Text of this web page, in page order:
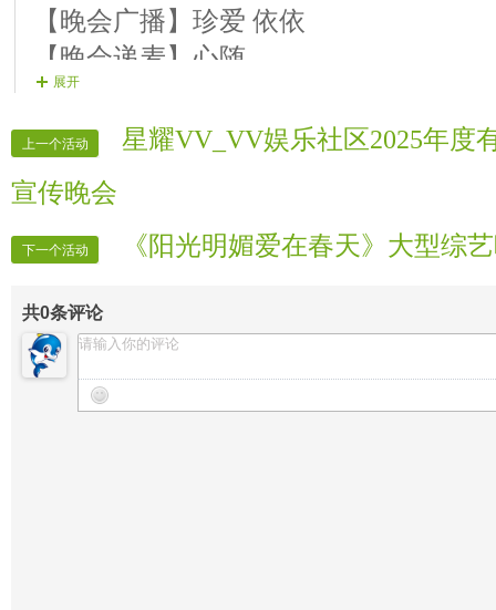
【晚会广播】珍爱 依依
【晚会递麦】心随
【晚会护麦】紫婷
【晚会片花】辣儿
【晚会片花】舞语
【晚会片花】坚持
【晚会片花】好心情
【晚会片花】柒柒
【晚会记者】【时报记者】
【晚会录制】【时报录像】
展开
上一个活动
星耀VV_VV娱乐社区2025年度
宣传晚会
下一个活动 《阳光明媚爱在春天》大型综
共0条评论